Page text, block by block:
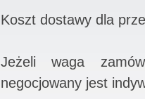
Koszt dostawy dla
Jeżeli waga
negocjowany jest